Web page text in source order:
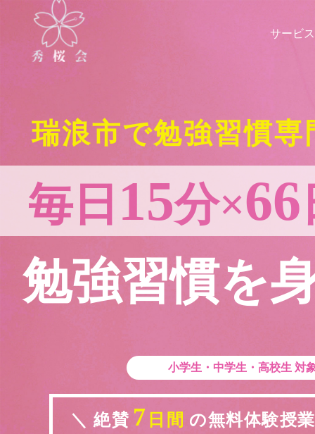
サービス
瑞浪市で勉強習慣専
毎日 15分×66
勉強習慣を
小学生・中学生・高校生 対
＼ 絶賛 7 日間 の無料体験授